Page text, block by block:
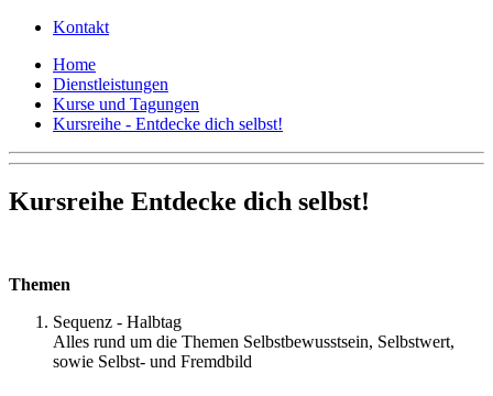
Kontakt
Home
Dienstleistungen
Kurse und Tagungen
Kursreihe - Entdecke dich selbst!
Kursreihe Entdecke dich selbst!
Themen
Sequenz - Halbtag
Alles rund um die Themen Selbstbewusstsein, Selbstwert,
sowie Selbst- und Fremdbild